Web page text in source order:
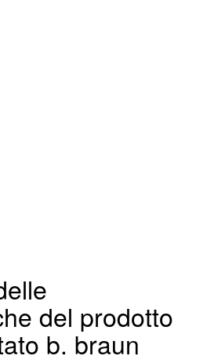
del prodotto
b. braun